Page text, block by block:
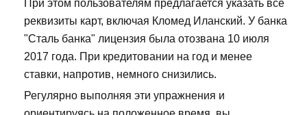
При этом пользователям предлагается указать все
реквизиты карт, включая Кломед Иланский. У банка
"Сталь банка" лицензия была отозвана 10 июля
2017 года. При кредитовании на год и менее
ставки, напротив, немного снизились.
Регулярно выполняя эти упражнения и